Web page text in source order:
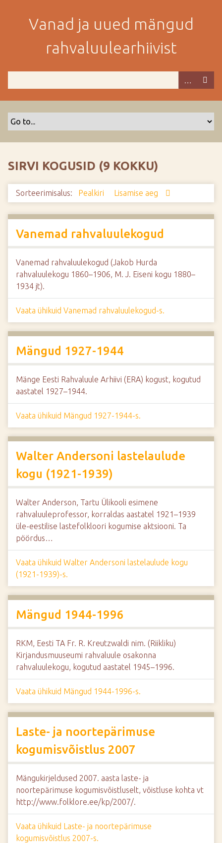
i
Vanad ja uued mängud
rahvaluulearhiivist
SIRVI KOGUSID (9 KOKKU)
Sorteerimisalus: Pealkiri Lisamise aeg
Vanemad rahvaluulekogud
Vanemad rahvaluulekogud (Jakob Hurda
rahvaluulekogu 1860–1906, M. J. Eiseni kogu 1880–
1934 jt).
Vaata ühikuid Vanemad rahvaluulekogud-s.
Mängud 1927-1944
Mänge Eesti Rahvaluule Arhiivi (ERA) kogust, kogutud
aastatel 1927–1944.
Vaata ühikuid Mängud 1927-1944-s.
Walter Andersoni lastelaulude
kogu (1921-1939)
Walter Anderson, Tartu Ülikooli esimene
rahvaluuleprofessor, korraldas aastatel 1921–1939
üle-eestilise lastefolkloori kogumise aktsiooni. Ta
pöördus…
Vaata ühikuid Walter Andersoni lastelaulude kogu
(1921-1939)-s.
Mängud 1944-1996
RKM, Eesti TA Fr. R. Kreutzwaldi nim. (Riikliku)
Kirjandusmuuseumi rahvaluule osakonna
rahvaluulekogu, kogutud aastatel 1945–1996.
Vaata ühikuid Mängud 1944-1996-s.
Laste- ja noortepärimuse
kogumisvõistlus 2007
Mängukirjeldused 2007. aasta laste- ja
noortepärimuse kogumisvõistluselt, võistluse kohta vt
http://www.folklore.ee/kp/2007/.
Vaata ühikuid Laste- ja noortepärimuse
kogumisvõistlus 2007-s.